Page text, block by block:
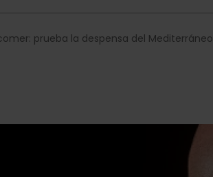
prueba la despensa del Mediterráneo